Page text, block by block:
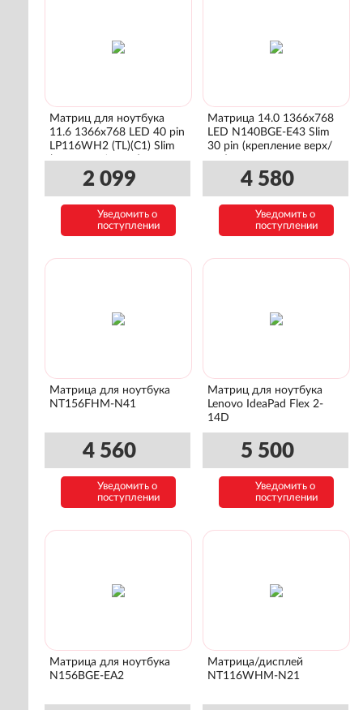
Матриц для ноутбука
11.6 1366x768 LED 40 pin
LP116WH2 (TL)(C1) Slim
(уши лево/право)
2 099
Уведомить о
поступлении
Матрица 14.0 1366x768
LED N140BGE-E43 Slim
30 pin (крепление верх/
низ)
4 580
Уведомить о
поступлении
Матрица для ноутбука
NT156FHM-N41
4 560
Уведомить о
поступлении
Матриц для ноутбука
Lenovo IdeaPad Flex 2-
14D
5 500
Уведомить о
поступлении
Матрица для ноутбука
N156BGE-EA2
Матрица/дисплей
NT116WHM-N21